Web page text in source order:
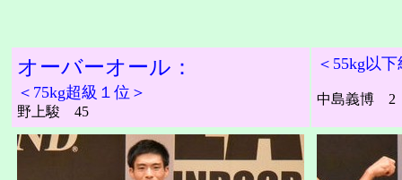
オーバーオール：
＜75kg超級１位＞
野上駿 45
＜55kg以
中島義博 2